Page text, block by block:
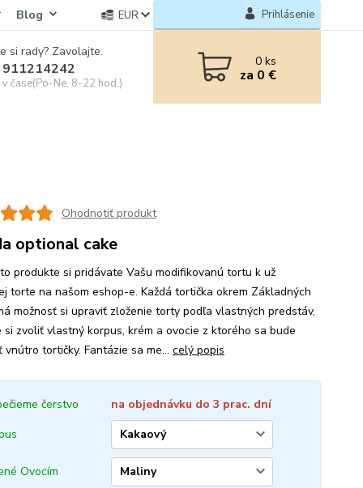
Blog EUR Prihlásenie
si rady? Zavolajte.
čase(Po-Ne, 8-22 hod.)
0ks
za 0 €
Ohodnotiť produkt
optional cake
produkte si pridávate Vašu modifikovanú tortu k už
torte na našom eshop-e. Každá tortička okrem Základných
možnosť si upraviť zloženie torty podľa vlastných predstáv,
si zvoliť vlastný korpus, krém a ovocie z ktorého sa bude
vnútro tortičky. Fantázie sa me... celý popis
čerstvo
na objednávku do 3 prac. dní
Ovocím